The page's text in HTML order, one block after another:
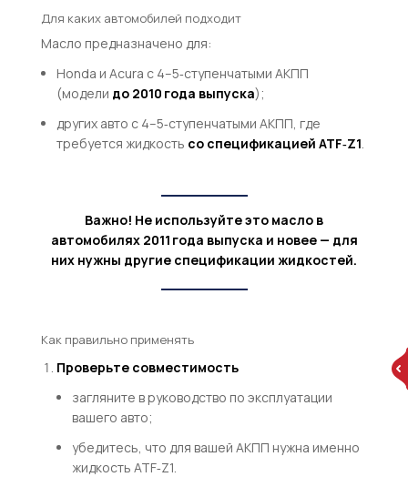
Для каких автомобилей подходит
Масло предназначено для:
Honda и Acura с 4–5‑ступенчатыми АКПП
(модели до 2010 года выпуска);
других авто с 4–5‑ступенчатыми АКПП, где
требуется жидкость со спецификацией ATF‑Z1.
Важно! Не используйте это масло в
автомобилях 2011 года выпуска и новее— для
них нужны другие спецификации жидкостей.
Как правильно применять
Проверьте совместимость
загляните в руководство по эксплуатации
вашего авто;
убедитесь, что для вашей АКПП нужна именно
жидкость ATF‑Z1.